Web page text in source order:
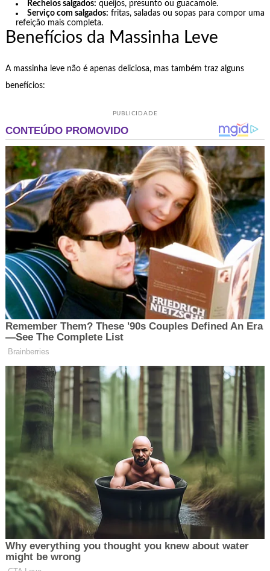
Recheios salgados: queijos, presunto ou guacamole.
Serviço com salgados: fritas, saladas ou sopas para compor uma
refeição mais completa.
Benefícios da Massinha Leve
A massinha leve não é apenas deliciosa, mas também traz alguns
benefícios:
PUBLICIDADE